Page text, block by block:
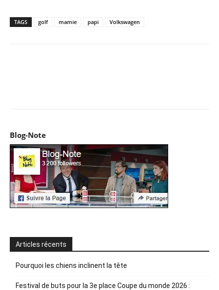
TAGS golf mamie papi Volkswagen
Blog-Note
Articles récents
Pourquoi les chiens inclinent la tête
Festival de buts pour la 3e place Coupe du monde 2026 :